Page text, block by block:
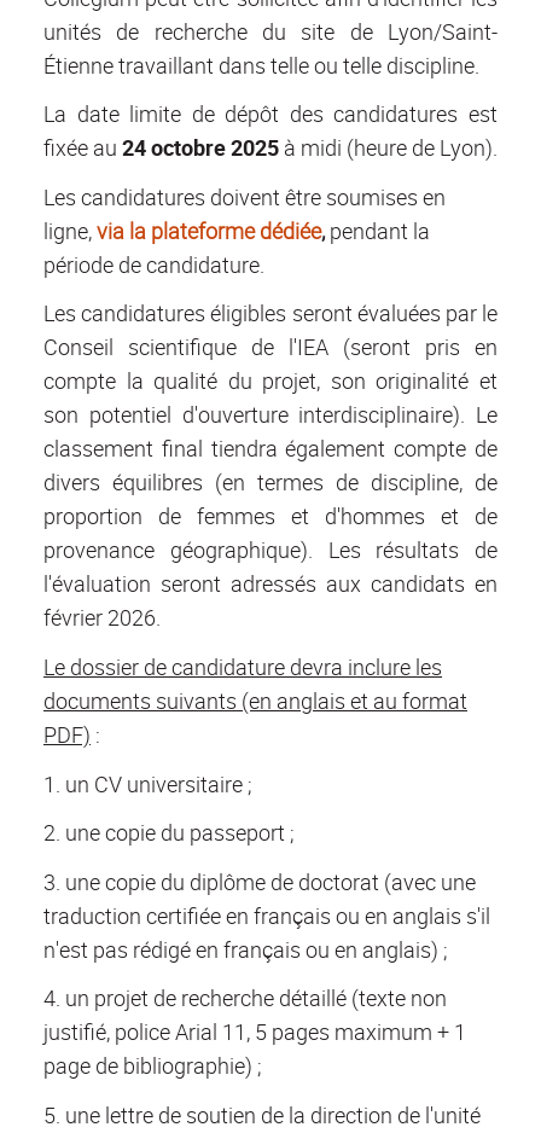
unités de recherche du site de Lyon/Saint-
Étienne travaillant dans telle ou telle discipline.
La date limite de dépôt des candidatures est
fixée au 24 octobre 2025 à midi (heure de Lyon).
Les candidatures doivent être soumises en
ligne,via la plateforme dédiée,pendant la
période de candidature.
Les candidatures éligibles seront évaluées par le
Conseil scientifique de l'IEA (seront pris en
compte la qualité du projet, son originalité et
son potentiel d'ouverture interdisciplinaire). Le
classement final tiendra également compte de
divers équilibres (en termes de discipline, de
proportion de femmes et d'hommes et de
provenance géographique). Les résultats de
l'évaluation seront adressés aux candidats en
février 2026.
Le dossier de candidature devra inclure les
documents suivants (en anglais et au format
PDF) :
1. un CV universitaire ;
2. une copie du passeport ;
3. une copie du diplôme de doctorat (avec une
traduction certifiée en français ou en anglais s'il
n'est pas rédigé en français ou en anglais) ;
4. un projet de recherche détaillé (texte non
justifié, police Arial 11, 5 pages maximum + 1
page de bibliographie) ;
5. une lettre de soutien de la direction de l'unité